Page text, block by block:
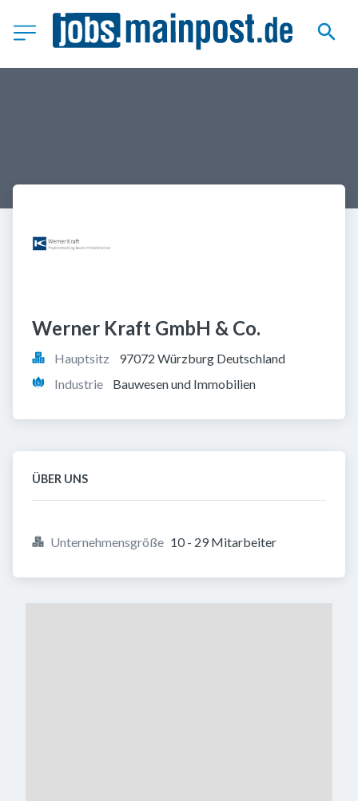
Werner Kraft GmbH & Co.
Hauptsitz
97072 Würzburg Deutschland
Industrie
Bauwesen und Immobilien
ÜBER UNS
Unternehmensgröße 10 - 29 Mitarbeiter